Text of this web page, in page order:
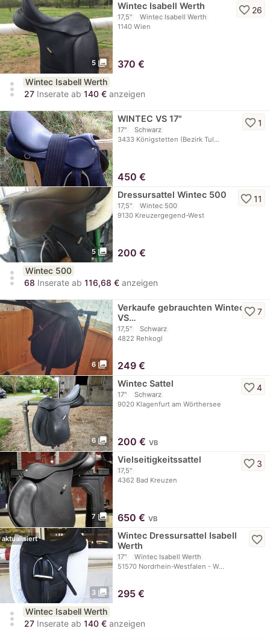
5 photo_library
Wintec Isabell Werth
17,5"
Wintec Isabell Werth
1140 Wien
favorite_border 26
370 €
more_vert
Wintec Isabell Werth
27 Inserate ab 140 € anzeigen
WINTEC VS 17"
17"
Schwarz
3433 Königstetten (Bezirk Tul…
favorite_border1
450 €
5 photo_library
Dressursattel Wintec 500
17,5"
Wintec 500
9130 Kreuzergegend-West
favorite_border11
200 €
more_vert
Wintec 500
68 Inserate ab 116,68 € anzeigen
6 photo_library
Verkaufe gebrauchten Wintec
VS…
17,5"
Schwarz
4822 Rehkogl
favorite_border7
249 €
6 photo_library
Wintec Sattel
17"
Schwarz
9020 Klagenfurt am Wörthersee
favorite_border4
200 € VB
7 photo_library
Vielseitigkeitssattel
17,5"
4362 Bad Kreuzen
favorite_border 3
650 € VB
3 photo_library
aktualisiert
Wintec Dressursattel Isabell
Werth
17"
Wintec Isabell Werth
51570 Nordrhein-Westfalen - W…
favorite_border
295 €
more_vert
Wintec Isabell Werth
27 Inserate ab 140 € anzeigen